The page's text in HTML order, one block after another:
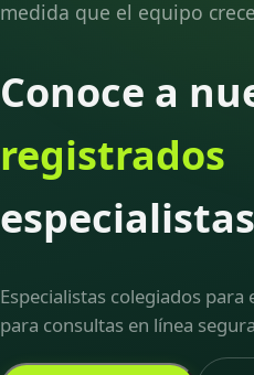
medida que el equipo
Conoce a
registrados
Especialistas colegiados
para consultas en línea